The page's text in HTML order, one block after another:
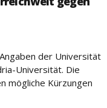
der Universität
Universität. Die
mögliche Kürzungen